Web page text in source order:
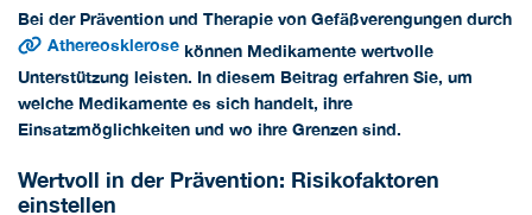
Bei der Prävention und Therapie von Gefäßverengungen durch
Athereosklerose können Medikamente wertvolle
Unterstützung leisten. In diesem Beitrag erfahren Sie, um
welche Medikamente es sich handelt, ihre
Einsatzmöglichkeiten und wo ihre Grenzen sind.
Wertvoll in der Prävention: Risikofaktoren
einstellen